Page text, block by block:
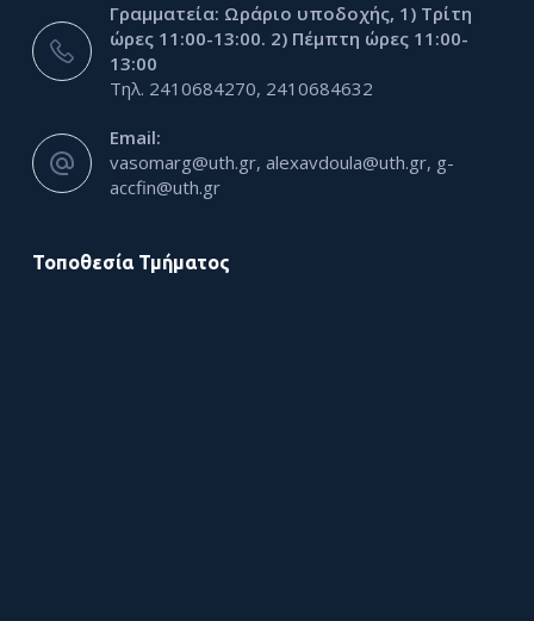
Γραμματεία: Ωράριο υποδοχής, 1) Τρίτη
ώρες 11:00-13:00. 2) Πέμπτη ώρες 11:00-
13:00
Τηλ. 2410684270, 2410684632
Email:
vasomarg@uth.gr, alexavdoula@uth.gr, g-
accfin@uth.gr
Τοποθεσία Τμήματος